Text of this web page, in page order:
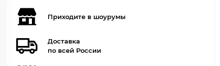
Приходите в шоурумы
Доставка
по всей России